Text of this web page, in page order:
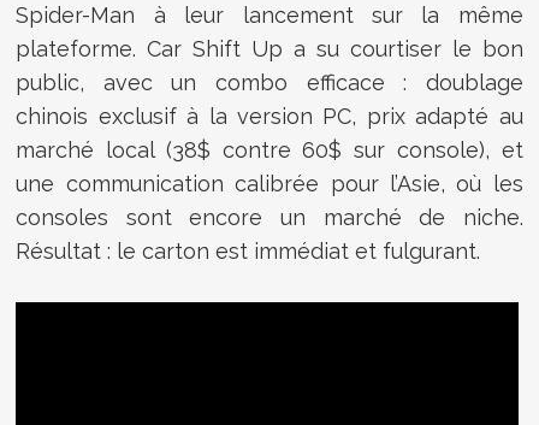
Spider-Man à leur lancement sur la même
plateforme. Car Shift Up a su courtiser le bon
public, avec un combo efficace : doublage
chinois exclusif à la version PC, prix adapté au
marché local (38$ contre 60$ sur console), et
une communication calibrée pour l’Asie, où les
consoles sont encore un marché de niche.
Résultat : le carton est immédiat et fulgurant.